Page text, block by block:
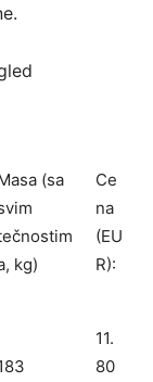
(sa
kg)
Ce
na
(EU
R):
11.
80